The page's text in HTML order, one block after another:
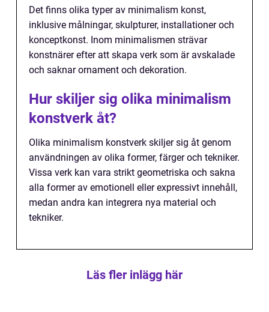
Det finns olika typer av minimalism konst,
inklusive målningar, skulpturer, installationer och
konceptkonst. Inom minimalismen strävar
konstnärer efter att skapa verk som är avskalade
och saknar ornament och dekoration.
Hur skiljer sig olika minimalism
konstverk åt?
Olika minimalism konstverk skiljer sig åt genom
användningen av olika former, färger och tekniker.
Vissa verk kan vara strikt geometriska och sakna
alla former av emotionell eller expressivt innehåll,
medan andra kan integrera nya material och
tekniker.
Läs fler inlägg här